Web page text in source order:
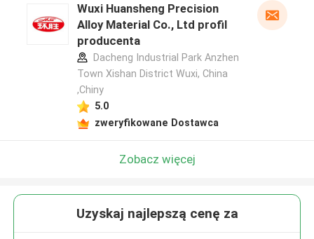
Wuxi Huansheng Precision
Alloy Material Co., Ltd profil
producenta
Dacheng Industrial Park Anzhen
Town Xishan District Wuxi, China
,Chiny
5.0
zweryfikowane Dostawca
Zobacz więcej
Uzyskaj najlepszą cenę za